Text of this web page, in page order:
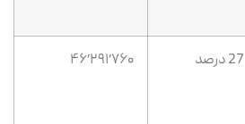
27 درصد ۴۶٬۲۹۱٬۷۶۰